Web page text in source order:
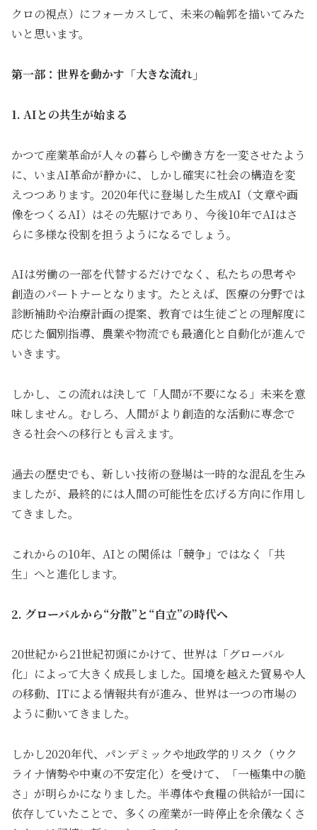
クロの視点）にフォーカスして、未来の輪郭を描いてみた
いと思います。
第一部：世界を動かす「大きな流れ」
1. AIとの共生が始まる
かつて産業革命が人々の暮らしや働き方を一変させたよう
に、いまAI革命が静かに、しかし確実に社会の構造を変
えつつあります。2020年代に登場した生成AI（文章や画
像をつくるAI）はその先駆けであり、今後10年でAIはさ
らに多様な役割を担うようになるでしょう。
AIは労働の一部を代替するだけでなく、私たちの思考や
創造のパートナーとなります。たとえば、医療の分野では
診断補助や治療計画の提案、教育では生徒ごとの理解度に
応じた個別指導、農業や物流でも最適化と自動化が進んで
いきます。
しかし、この流れは決して「人間が不要になる」未来を意
味しません。むしろ、人間がより創造的な活動に専念で
きる社会への移行とも言えます。
過去の歴史でも、新しい技術の登場は一時的な混乱を生み
ましたが、最終的には人間の可能性を広げる方向に作用し
てきました。
これからの10年、AIとの関係は「競争」ではなく「共
生」へと進化します。
2. グローバルから“分散”と“自立”の時代へ
20世紀から21世紀初頭にかけて、世界は「グローバル
化」によって大きく成長しました。国境を越えた貿易や人
の移動、ITによる情報共有が進み、世界は一つの市場の
ように動いてきました。
しかし2020年代、パンデミックや地政学的リスク（ウク
ライナ情勢や中東の不安定化）を受けて、「一極集中の脆
さ」が明らかになりました。半導体や食糧の供給が一国に
依存していたことで、多くの産業が一時停止を余儀なくさ